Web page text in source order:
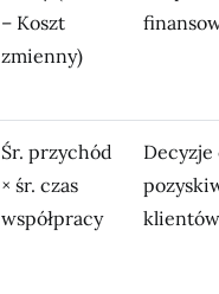
– Koszt
zmienny)
Śr. przychód
× śr. czas
współpracy
Decyzje
klientów